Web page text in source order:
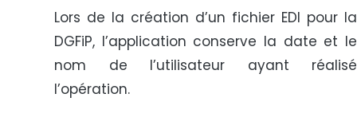
Lors de la création d’un fichier EDI pour la
DGFiP, l’application conserve la date et le
nom de l’utilisateur ayant réalisé
l’opération.